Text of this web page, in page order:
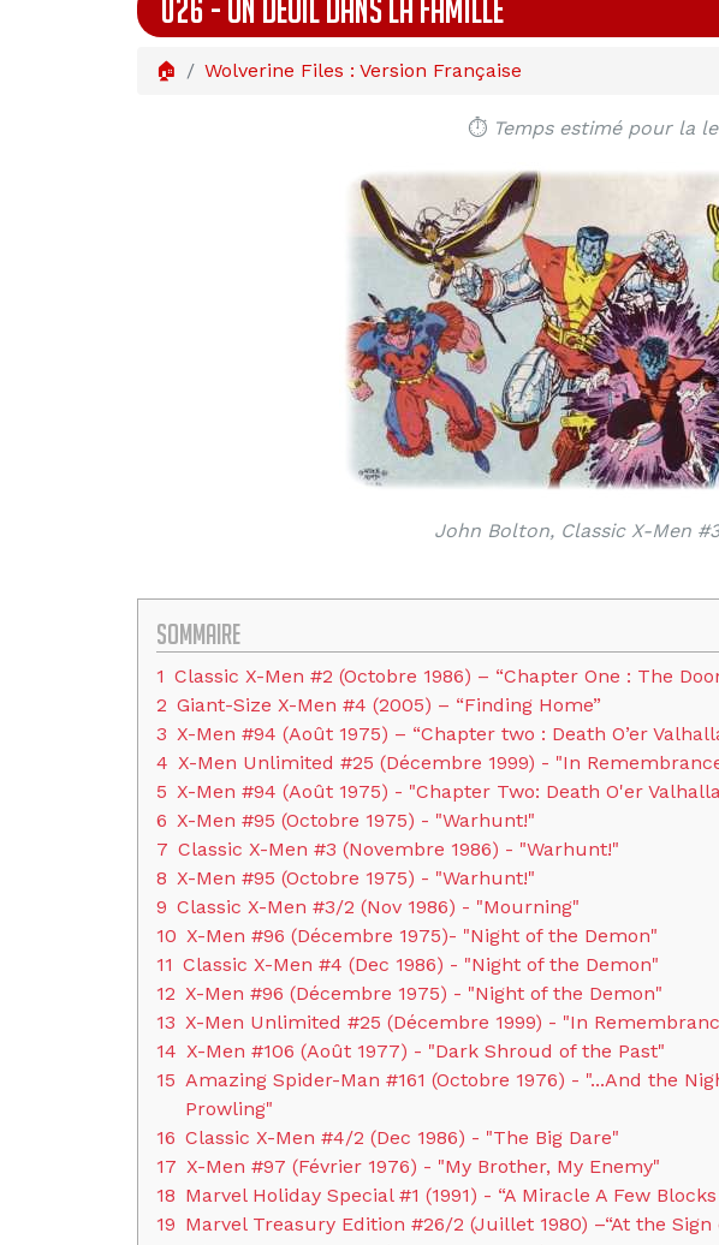
026 - UN DEUIL DANS LA FAMILLE
🏠 Wolverine Files : Version Française
⏱️ Temps estimé pour la
John Bolton, Classic X-Men
Sommaire
1 Classic X-Men #2 (Octobre 1986) – “Chapter One : The
2 Giant-Size X-Men #4 (2005) – “Finding Home”
3 X-Men #94 (Août 1975) – “Chapter two : Death O’er
4 X-Men Unlimited #25 (Décembre 1999) - "In
5 X-Men #94 (Août 1975) - "Chapter Two: Death O'er
6 X-Men #95 (Octobre 1975) - "Warhunt!"
7 Classic X-Men #3 (Novembre 1986) - "Warhunt!"
8 X-Men #95 (Octobre 1975) - "Warhunt!"
9 Classic X-Men #3/2 (Nov 1986) - "Mourning"
10 X-Men #96 (Décembre 1975)- "Night of the Demon"
11 Classic X-Men #4 (Dec 1986) - "Night of the Demon"
12 X-Men #96 (Décembre 1975) - "Night of the Demon"
13 X-Men Unlimited #25 (Décembre 1999) - "In
14 X-Men #106 (Août 1977) - "Dark Shroud of the Past"
15 Amazing Spider-Man #161 (Octobre 1976) - "...And the
Prowling"
16 Classic X-Men #4/2 (Dec 1986) - "The Big Dare"
17 X-Men #97 (Février 1976) - "My Brother, My Enemy"
18 Marvel Holiday Special #1 (1991) - “A Miracle A Few
19 Marvel Treasury Edition #26/2 (Juillet 1980) –“At the Sign